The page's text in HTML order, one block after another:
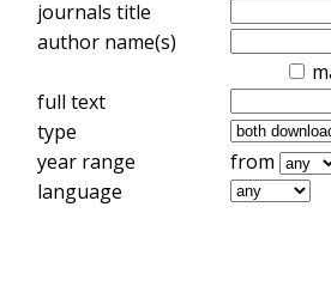
journals title
author name(s)
full text
type
year range
from
language